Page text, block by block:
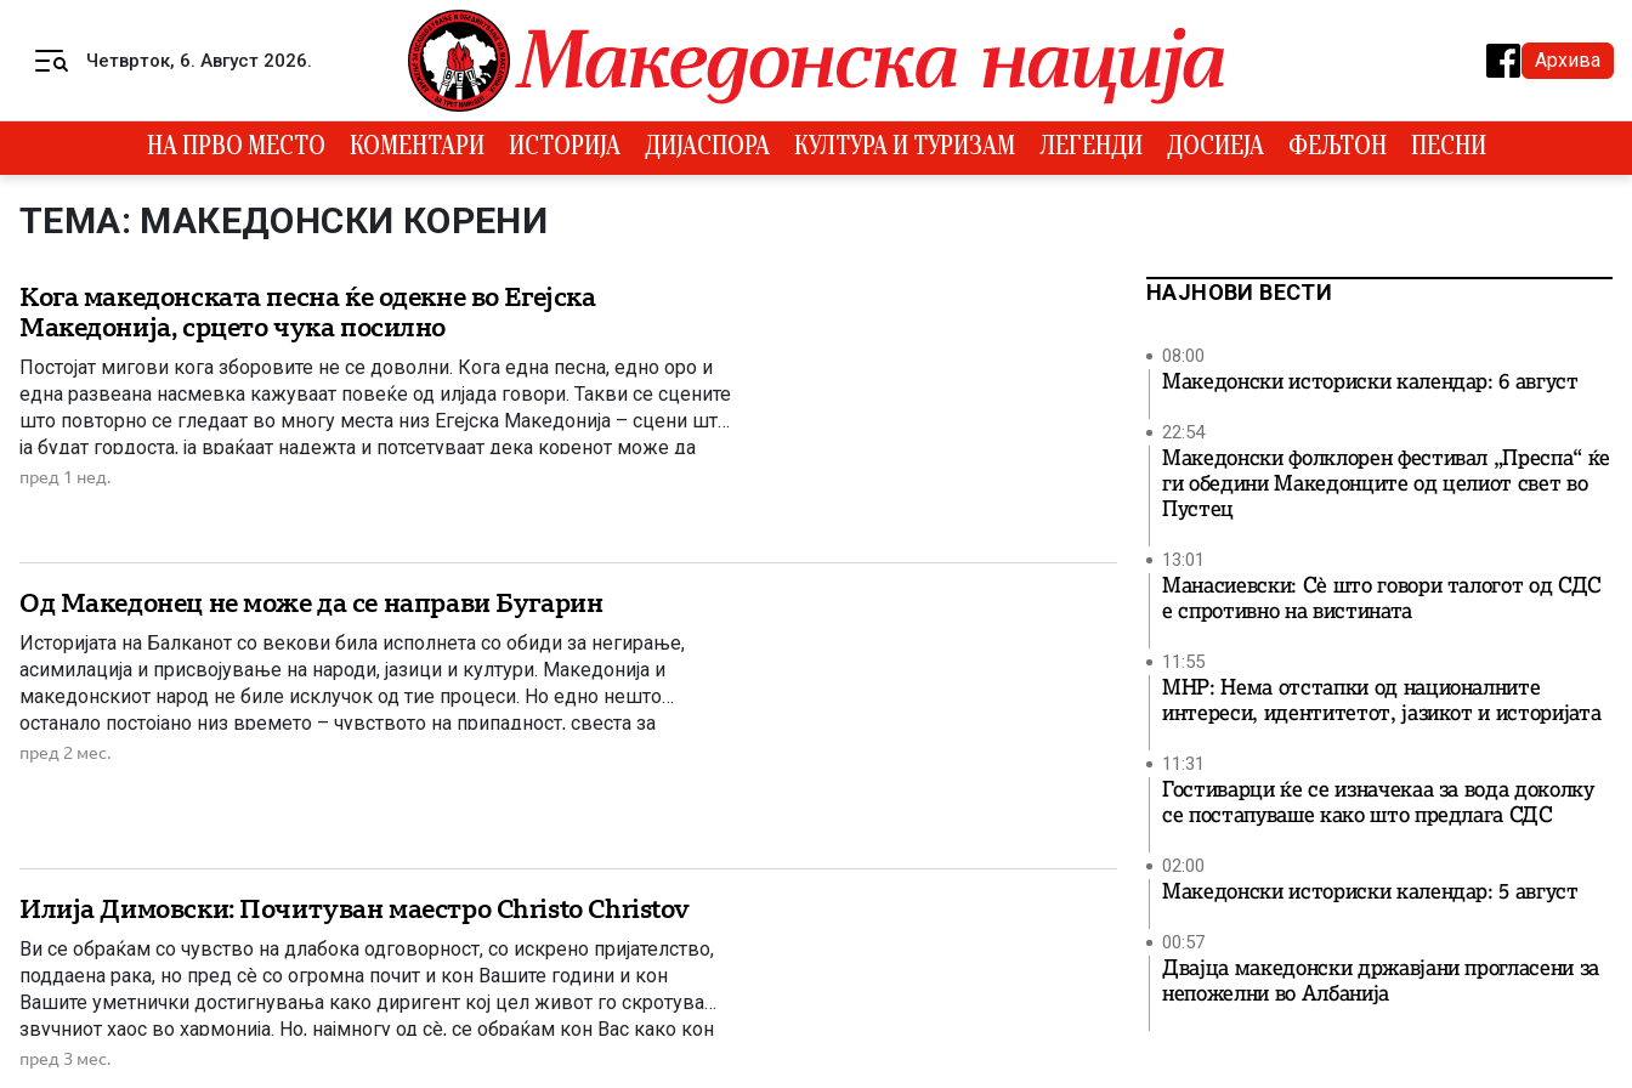
Четврток, 6. Август 2026. Архива
НА ПРВО МЕСТО КОМЕНТАРИ ИСТОРИЈА ДИЈАСПОРА КУЛТУРА И ТУРИЗАМ ЛЕГЕНДИ ДОСИЕЈА ФЕЉТОН ПЕСНИ
ТЕМА: МАКЕДОНСКИ КОРЕНИ
Кога македонската песна ќе одекне во Егејска
Македонија, срцето чука посилно
Постојат мигови кога зборовите не се доволни. Кога една песна, едно оро и
една развеана насмевка кажуваат повеќе од илјада говори. Такви се сцените
што повторно се гледаат во многу места низ Егејска Македонија – сцени што
ја будат гордоста, ја враќаат надежта и потсетуваат дека коренот може да
биде притиснат, но не и уништен. […]
пред 1 нед.
Од Македонец не може да се направи Бугарин
Историјата на Балканот со векови била исполнета со обиди за негирање,
асимилација и присвојување на народи, јазици и култури. Македонија и
македонскиот народ не биле исклучок од тие процеси. Но едно нешто
останало постојано низ времето – чувството на припадност, свеста за
сопствениот идентитет и желбата да се зачува македонското име.
пред 2 мес.
Илија Димовски: Почитуван маестро Christo Christov
Ви се обраќам со чувство на длабока одговорност, со искрено пријателство,
поддаена рака, но пред сè со огромна почит и кон Вашите години и кон
Вашите уметнички достигнувања како диригент кој цел живот го скротува
звучниот хаос во хармонија. Но, најмногу од сè, се обраќам кон Вас како кон
внук на великанот Гоце Делчев, човекот […]
пред 3 мес.
НАЈНОВИ ВЕСТИ
08:00
Македонски историски календар: 6 август
22:54
Македонски фолклорен фестивал „Преспа“ ќе
ги обедини Македонците од целиот свет во
Пустец
13:01
Манасиевски: Сè што говори талогот од СДС
е спротивно на вистината
11:55
МНР: Нема отстапки од националните
интереси, идентитетот, јазикот и историјата
11:31
Гостиварци ќе се изначекаа за вода доколку
се постапуваше како што предлага СДС
02:00
Македонски историски календар: 5 август
00:57
Двајца македонски државјани прогласени за
непожелни во Албанија